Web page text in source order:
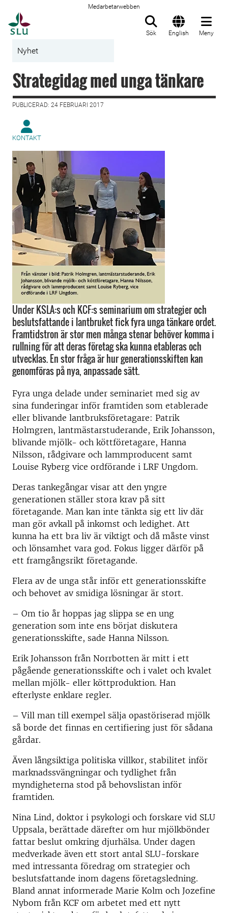
Medarbetarwebben
Sök English Meny
Nyhet
Strategidag med unga tänkare
PUBLICERAD: 24 FEBRUARI 2017
KONTAKT
Under KSLA:s och KCF:s seminarium om strategier och
beslutsfattande i lantbruket fick fyra unga tänkare ordet.
Framtidstron är stor men många stenar behöver komma i
rullning för att deras företag ska kunna etableras och
utvecklas. En stor fråga är hur generationsskiften kan
genomföras på nya, anpassade sätt.
Fyra unga delade under seminariet med sig av
sina funderingar inför framtiden som etablerade
eller blivande lantbruksföretagare: Patrik
Holmgren, lantmästarstuderande, Erik Johansson,
blivande mjölk- och köttföretagare, Hanna
Nilsson, rådgivare och lammproducent samt
Louise Ryberg vice ordförande i LRF Ungdom.
Deras tankegångar visar att den yngre
generationen ställer stora krav på sitt
företagande. Man kan inte tänkta sig ett liv där
man gör avkall på inkomst och ledighet. Att
kunna ha ett bra liv är viktigt och då måste vinst
och lönsamhet vara god. Fokus ligger därför på
ett framgångsrikt företagande.
Flera av de unga står inför ett generationsskifte
och behovet av smidiga lösningar är stort.
– Om tio år hoppas jag slippa se en ung
generation som inte ens börjat diskutera
generationsskifte, sade Hanna Nilsson.
Erik Johansson från Norrbotten är mitt i ett
pågående generationsskifte och i valet och kvalet
mellan mjölk- eller köttproduktion. Han
efterlyste enklare regler.
– Vill man till exempel sälja opastöriserad mjölk
så borde det finnas en certifiering just för sådana
gårdar.
Även långsiktiga politiska villkor, stabilitet inför
marknadssvängningar och tydlighet från
myndigheterna stod på behovslistan inför
framtiden.
Nina Lind, doktor i psykologi och forskare vid SLU
Uppsala, berättade därefter om hur mjölkbönder
fattar beslut omkring djurhälsa. Under dagen
medverkade även ett stort antal SLU-forskare
med intressanta föredrag om strategier och
beslutsfattande inom dagens företagsledning.
Bland annat informerade Marie Kolm och Jozefine
Nybom från KCF om arbetet med ett nytt